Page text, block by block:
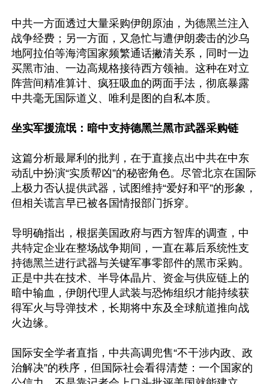
中共一方面透过大量采购伊朗原油，为德黑兰注入
战争经费；另一方面，又急忙与遭伊朗袭击的沙乌
地阿拉伯等海湾国家频繁通话撇清关系，同时一边
买黑市油、一边高规格接待西方领袖。这种在对立
阵营间精准算计、疯狂吸血的两面手法，彻底暴露
中共毫无国际道义、唯利是图的自私本质。
坐实军援流氓：暗中支持德黑兰黑市武器采购链
这篇分析最犀利的批判，在于直接点出中共在中东
动乱中扮演“实质帮凶”的秘密角色。尽管北京在国际
上极力否认提供武器，试图维持“爱好和平”的形象，
但相关谎言早已被各国情报部门拆穿。
导明确指出，根据美国政府与西方智库的调查，中
共特定企业在整场战争期间，一直在幕后系统性支
持德黑兰进行武器与关键军事零部件的黑市采购。
正是中共在技术、半导体晶片、资金与供应链上的
暗中输血，伊朗代理人武装与恐怖组织才能持续获
得军火与导弹技术，长期将中东及全球航道推向战
火边缘。
国际安全学者直指，中共高调兜售“不干涉内政、政
治解决”的秩序，但国际社会看得清楚：一个国家的